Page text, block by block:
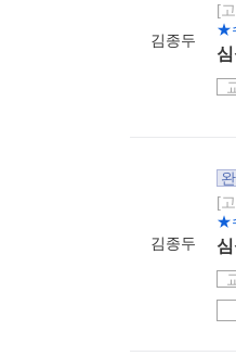
김종두
[
★
김종두
[
★